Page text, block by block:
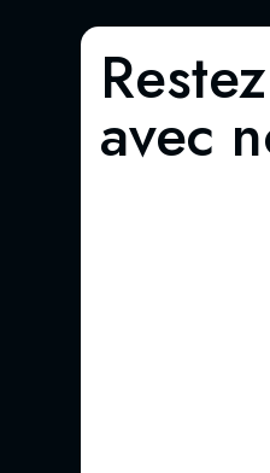
avec